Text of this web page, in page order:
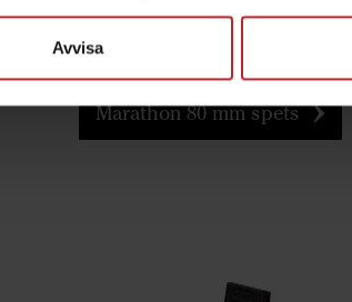
Avvisa
400, Cultus 425-525, Cultus HD
425-525, Opus, TopDown
Marathon 80 mm spets